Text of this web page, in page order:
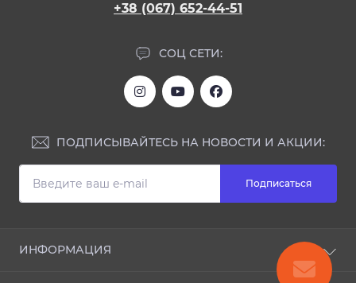
+38 (067) 652-44-51
СОЦ СЕТИ:
ПОДПИСЫВАЙТЕСЬ НА НОВОСТИ И АКЦИИ:
Подписаться
ИНФОРМАЦИЯ